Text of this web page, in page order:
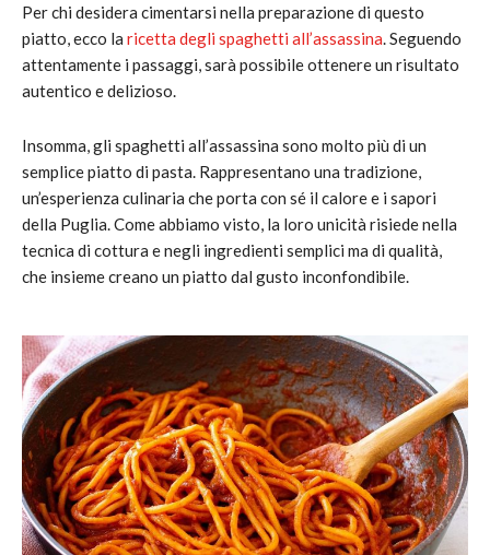
Per chi desidera cimentarsi nella preparazione di questo
piatto, ecco la ricetta degli spaghetti all’assassina. Seguendo
attentamente i passaggi, sarà possibile ottenere un risultato
autentico e delizioso.
Insomma, gli spaghetti all’assassina sono molto più di un
semplice piatto di pasta. Rappresentano una tradizione,
un’esperienza culinaria che porta con sé il calore e i sapori
della Puglia. Come abbiamo visto, la loro unicità risiede nella
tecnica di cottura e negli ingredienti semplici ma di qualità,
che insieme creano un piatto dal gusto inconfondibile.